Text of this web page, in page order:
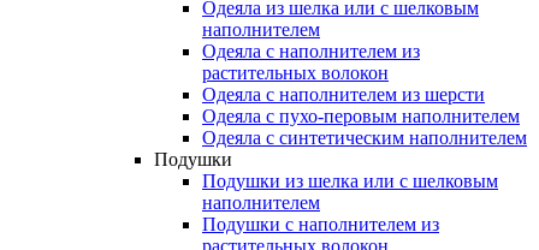
Одеяла из шелка или с шелковым
наполнителем
Одеяла с наполнителем из
растительных волокон
Одеяла с наполнителем из шерсти
Одеяла с пухо-перовым наполнителем
Одеяла с синтетическим наполнителем
Подушки
Подушки из шелка или с шелковым
наполнителем
Подушки с наполнителем из
растительных волокон